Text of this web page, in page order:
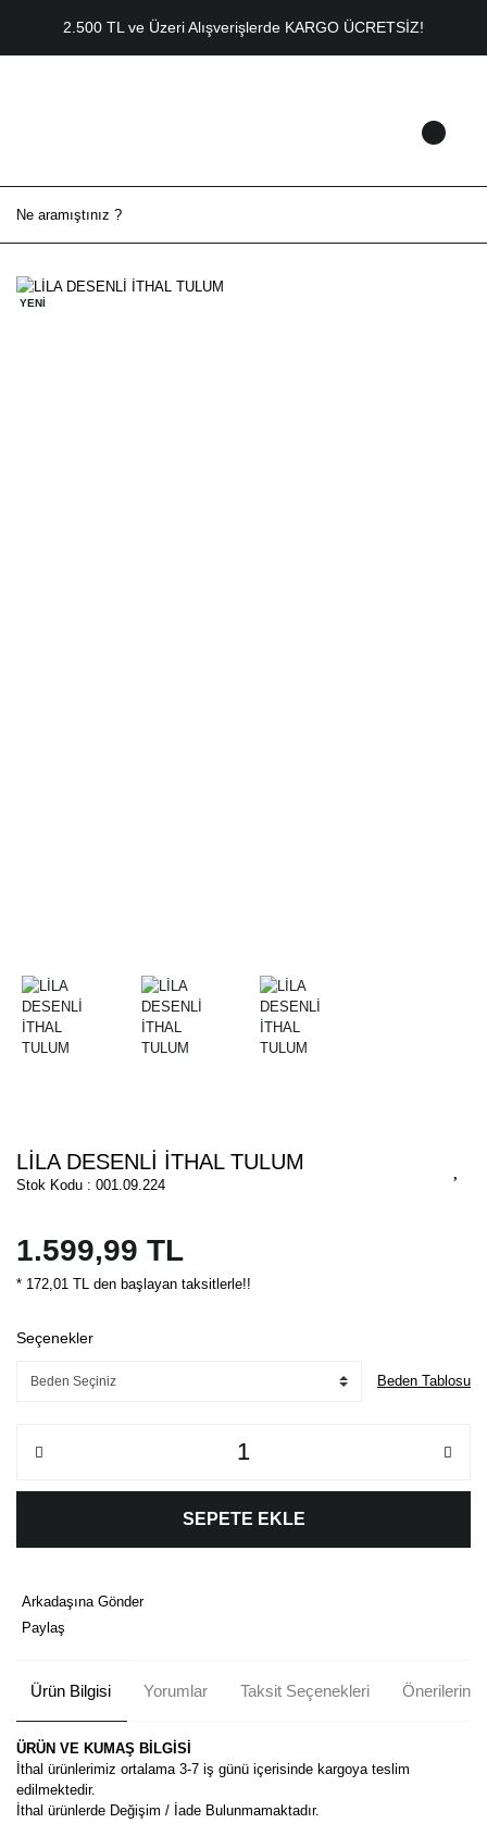
2.500 TL ve Üzeri Alışverişlerde KARGO ÜCRETSİZ!
YENİ
LİLA DESENLİ İTHAL TULUM
Stok Kodu : 001.09.224
1.599,99 TL
* 172,01 TL den başlayan taksitlerle!!
Seçenekler
Beden Tablosu
SEPETE EKLE
Arkadaşına Gönder
Paylaş
Ürün Bilgisi Yorumlar Taksit Seçenekleri Önerileriniz
ÜRÜN VE KUMAŞ BİLGİSİ
İthal ürünlerimiz ortalama 3-7 iş günü içerisinde kargoya teslim
edilmektedir.
İthal ürünlerde Değişim / İade Bulunmamaktadır.